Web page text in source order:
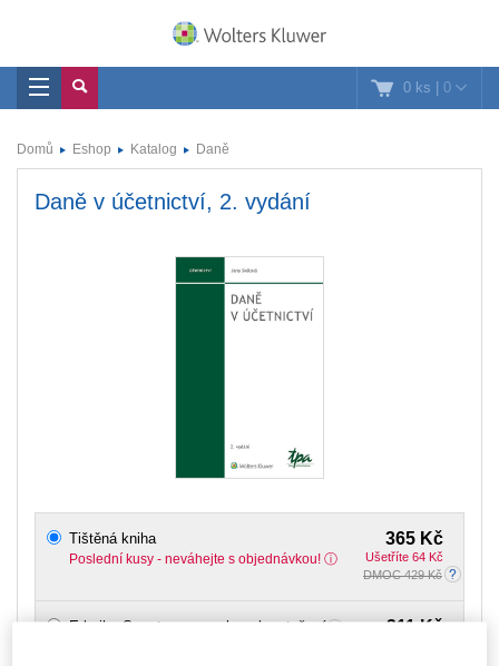
0 ks | 0
Domů Eshop Katalog Daně
Daně v účetnictví, 2. vydání
365 Kč
Ušetříte 64 Kč
DMOC 429 Kč
Tištěná kniha
Poslední kusy - neváhejte s objednávkou!
311 Kč
E-kniha Smarteca + soubory ke stažení